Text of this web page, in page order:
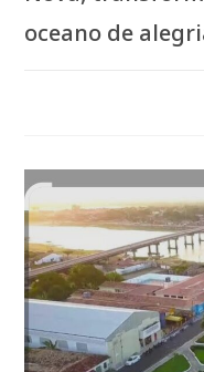
oceano de